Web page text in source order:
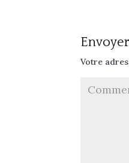
Votre